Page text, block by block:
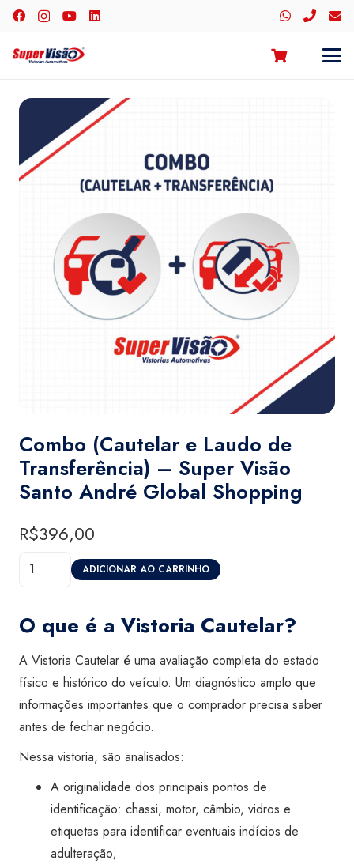
Combo (Cautelar e Laudo de
Transferência) – Super Visão
Santo André Global Shopping
R$396,00
Combo
Laudo
de
Transferência)
-
Santo
André
Global
Shopping
quantidade
ADICIONAR AO CARRINHO
O que é a Vistoria Cautelar?
A Vistoria Cautelar é uma avaliação completa do estado
físico e histórico do veículo. Um diagnóstico amplo que
informações importantes que o comprador precisa saber
antes de fechar negócio.
Nessa vistoria, são analisados:
A originalidade dos principais pontos de
identificação: chassi, motor, câmbio, vidros e
etiquetas para identificar eventuais indícios de
adulteração;